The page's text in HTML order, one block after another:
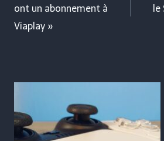
l’article
ont un abonnement à
Viaplay »